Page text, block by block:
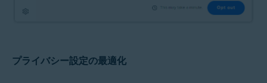
プライバシー設定の最適化